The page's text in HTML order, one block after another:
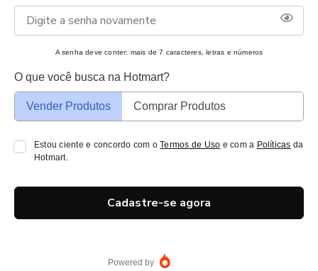
A senha deve conter: mais de 7 caracteres, letras e números
O que você busca na Hotmart?
Vender Produtos Comprar Produtos
Estou ciente e concordo com oTermos de Uso e com a Políticas da
Hotmart.
Cadastre-se agora
Powered by